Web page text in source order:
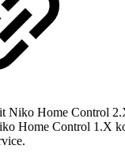
Niko Home Control
Home Control 1.X